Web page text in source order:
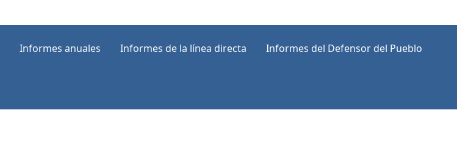
Informes anuales Informes de la línea directa Informes del Defensor del Pueblo